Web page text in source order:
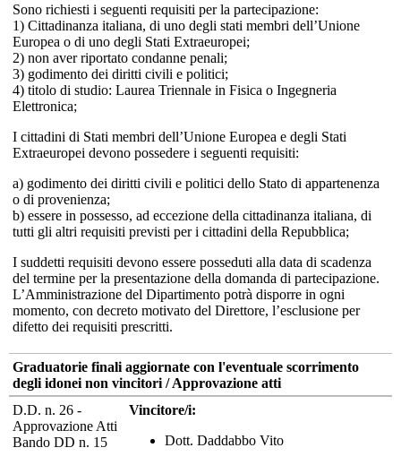
Sono richiesti i seguenti requisiti per la partecipazione:
1) Cittadinanza italiana, di uno degli stati membri dell’Unione
Europea o di uno degli Stati Extraeuropei;
2) non aver riportato condanne penali;
3) godimento dei diritti civili e politici;
4) titolo di studio: Laurea Triennale in Fisica o Ingegneria
Elettronica;
I cittadini di Stati membri dell’Unione Europea e degli Stati
Extraeuropei devono possedere i seguenti requisiti:
a) godimento dei diritti civili e politici dello Stato di appartenenza
o di provenienza;
b) essere in possesso, ad eccezione della cittadinanza italiana, di
tutti gli altri requisiti previsti per i cittadini della Repubblica;
I suddetti requisiti devono essere posseduti alla data di scadenza
del termine per la presentazione della domanda di partecipazione.
L’Amministrazione del Dipartimento potrà disporre in ogni
momento, con decreto motivato del Direttore, l’esclusione per
difetto dei requisiti prescritti.
Graduatorie finali aggiornate con l'eventuale scorrimento
degli idonei non vincitori / Approvazione atti
D.D. n. 26 -
Approvazione Atti
Bando DD n. 15
Vincitore/i:
Dott. Daddabbo Vito